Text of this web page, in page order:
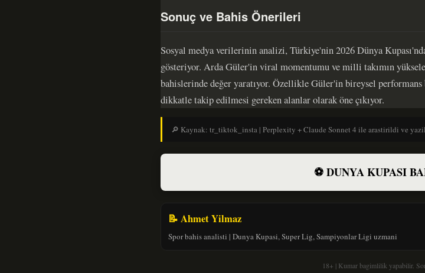
Sonuç ve Bahis Önerileri
Sosyal medya verilerinin analizi, Türkiye'nin 2026 Dünya
gösteriyor. Arda Güler'in viral momentumu ve milli takımın
bahislerinde değer yaratıyor. Özellikle Güler'in bireysel
dikkatle takip edilmesi gereken alanlar olarak öne çıkıyor.
🔎 Kaynak: tr_tiktok_insta | Perplexity + Claude Sonnet 4 ile arastirildi ve
⚽ DUNYA KUPASI
📝 Ahmet Yilmaz
Spor bahis analisti | Dunya Kupasi, Super Lig, Sampiyonlar Ligi uzmani
18+ | Kumar bagimlilik yapabilir.